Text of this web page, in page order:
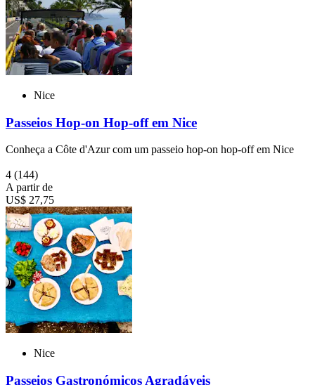
Nice
Passeios Hop-on Hop-off em Nice
Conheça a Côte d'Azur com um passeio hop-on hop-off em Nice
4 (144)
A partir de
US$ 27,75
Nice
Passeios Gastronómicos Agradáveis